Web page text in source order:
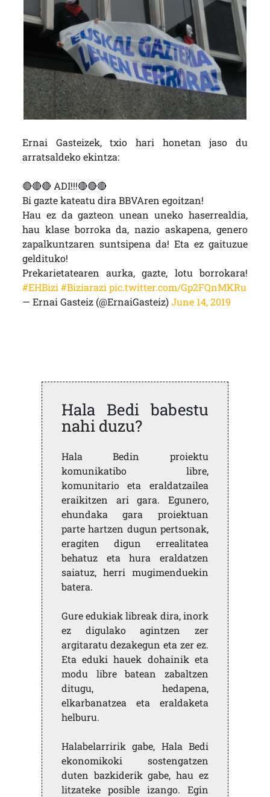
Ernai Gasteizek, txio hari honetan jaso du
arratsaldeko ekintza:
🔴🔴🔴 ADI!!!🔴🔴🔴
Bi gazte kateatu dira BBVAren egoitzan!
Hau ez da gazteon unean uneko haserrealdia,
hau klase borroka da, nazio askapena, genero
zapalkuntzaren suntsipena da! Eta ez gaituzue
geldituko!
Prekarietatearen aurka, gazte, lotu borrokara!
#EHBizi #Biziarazi pic.twitter.com/Gp2FQnMKRu
— Ernai Gasteiz (@ErnaiGasteiz)June 14, 2019
Hala Bedi babestu
nahi duzu?
Hala Bedin proiektu
komunikatibo libre,
komunitario eta eraldatzailea
eraikitzen ari gara. Egunero,
ehundaka gara proiektuan
parte hartzen dugun pertsonak,
eragiten digun errealitatea
behatuz eta hura eraldatzen
saiatuz, herri mugimenduekin
batera.
Gure edukiak libreak dira, inork
ez digulako agintzen zer
argitaratu dezakegun eta zer ez.
Eta eduki hauek dohainik eta
modu libre batean zabaltzen
ditugu, hedapena,
elkarbanatzea eta eraldaketa
helburu.
Halabelarririk gabe, Hala Bedi
ekonomikoki sostengatzen
duten bazkiderik gabe, hau ez
litzateke posible izango. Egin